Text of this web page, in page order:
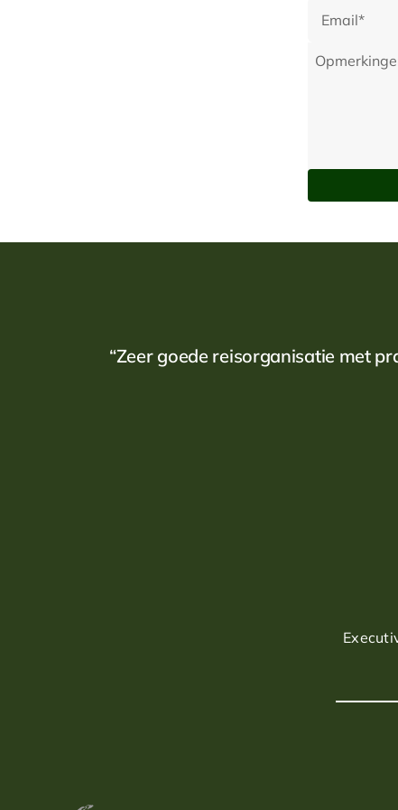
“Zeer goede reisorganisatie met